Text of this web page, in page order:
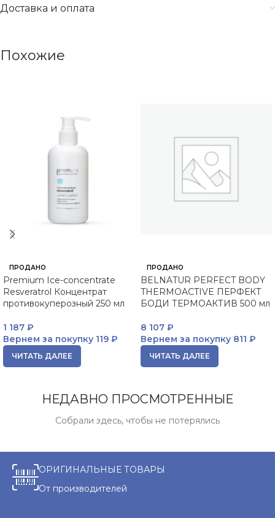
Доставка и оплата
Похожие
ПРОДАНО
Premium Ice-concentrate
Resveratrol Концентрат
противокуперозный 250 мл
1 187 ₽
Вернем за покупку 119 ₽
ЧИТАТЬ ДАЛЕЕ
ПРОДАНО
BELNATUR PERFECT BODY
THERMOACTIVE ПЕРФЕКТ
БОДИ ТЕРМОАКТИВ 500 мл
8 107 ₽
Вернем за покупку 811 ₽
ЧИТАТЬ ДАЛЕЕ
НЕДАВНО ПРОСМОТРЕННЫЕ
Собрали здесь, чтобы не потерялись
ОРИГИНАЛЬНЫЕ ТОВАРЫ
От производителей